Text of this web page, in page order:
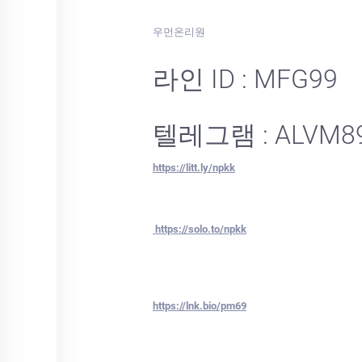
우먼온리원
라인 ID : MFG99
텔레그램 :
https://litt.ly/npkk
https://solo.to/npkk
https://lnk.bio/pm69